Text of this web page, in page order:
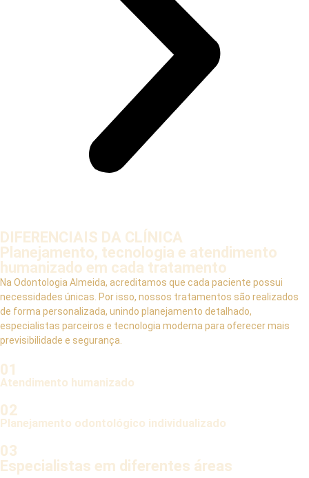
DIFERENCIAIS DA CLÍNICA
Planejamento, tecnologia e atendimento
humanizado em cada tratamento
Na Odontologia Almeida, acreditamos que cada paciente possui
necessidades únicas. Por isso, nossos tratamentos são realizados
de forma personalizada, unindo planejamento detalhado,
especialistas parceiros e tecnologia moderna para oferecer mais
previsibilidade e segurança.
01
Atendimento humanizado
02
Planejamento odontológico individualizado
03
Especialistas em diferentes áreas